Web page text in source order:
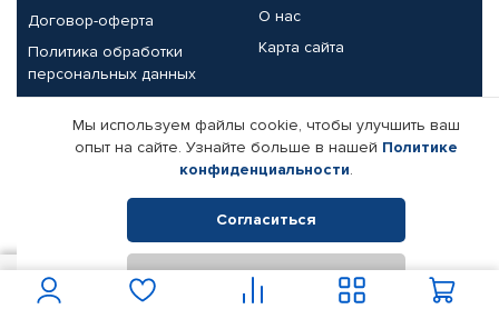
Договор-оферта
Политика обработки
персональных данных
О нас
Карта сайта
Партнерам
Корпоративным клиентам
Поставщикам
Реквизиты компании
© КАМАЗ ЦЕНТР ДОНЕЦК, 2015-2026. Все права защищены.
Интернет-магазин автомобильных товаров Автопрофи.
Мы используем файлы cookie, чтобы улучшить ваш
опыт на сайте. Узнайте больше в нашей Политике
конфиденциальности.
Согласиться
Отклонить
В корзину